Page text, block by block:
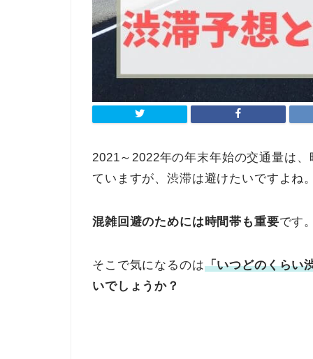
2021～2022年の年末年始の交通量は
ていますが、渋滞は避けたいですよね
混雑回避のためには時間帯も重要です
そこで気になるのは「いつどのくらい
いでしょうか？